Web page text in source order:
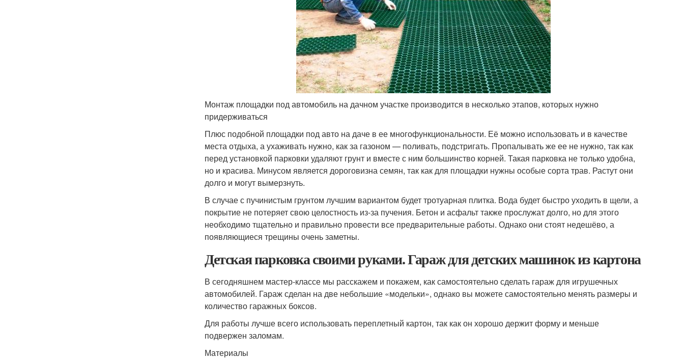
Монтаж площадки под автомобиль на дачном участке производится в несколько этапов, которых нужно
придерживаться
Плюс подобной площадки под авто на даче в ее многофункциональности. Её можно использовать и в качестве
места отдыха, а ухаживать нужно, как за газоном — поливать, подстригать. Пропалывать же ее не нужно, так как
перед установкой парковки удаляют грунт и вместе с ним большинство корней. Такая парковка не только удобна,
но и красива. Минусом является дороговизна семян, так как для площадки нужны особые сорта трав. Растут они
долго и могут вымерзнуть.
В случае с пучинистым грунтом лучшим вариантом будет тротуарная плитка. Вода будет быстро уходить в щели, а
покрытие не потеряет свою целостность из-за пучения. Бетон и асфальт также прослужат долго, но для этого
необходимо тщательно и правильно провести все предварительные работы. Однако они стоят недешёво, а
появляющиеся трещины очень заметны.
Детская парковка своими руками. Гараж для детских машинок из картона
В сегодняшнем мастер-классе мы расскажем и покажем, как самостоятельно сделать гараж для игрушечных
автомобилей. Гараж сделан на две небольшие «модельки», однако вы можете самостоятельно менять размеры и
количество гаражных боксов.
Для работы лучше всего использовать переплетный картон, так как он хорошо держит форму и меньше
подвержен заломам.
Материалы